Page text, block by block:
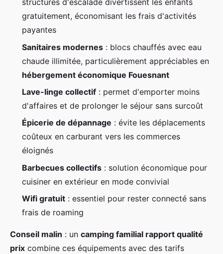
structures d'escalade divertissent les enfants
gratuitement, économisant les frais d'activités
payantes
Sanitaires modernes : blocs chauffés avec eau
chaude illimitée, particulièrement appréciables en
hébergement économique Fouesnant
Lave-linge collectif : permet d'emporter moins
d'affaires et de prolonger le séjour sans surcoût
Épicerie de dépannage : évite les déplacements
coûteux en carburant vers les commerces
éloignés
Barbecues collectifs : solution économique pour
cuisiner en extérieur en mode convivial
Wifi gratuit : essentiel pour rester connecté sans
frais de roaming
Conseil malin : un camping familial rapport qualité
prix combine ces équipements avec des tarifs